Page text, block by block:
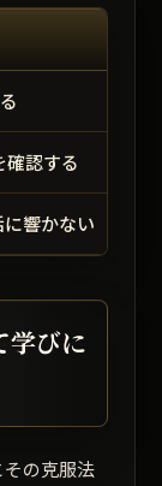
確認する
響かない
学びに
の克服法